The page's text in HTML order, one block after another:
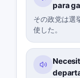
para
その政党は選
使した。